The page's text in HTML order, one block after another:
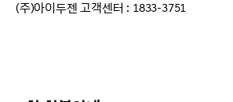
(주)아이두젠 고객센터 : 1833-3751